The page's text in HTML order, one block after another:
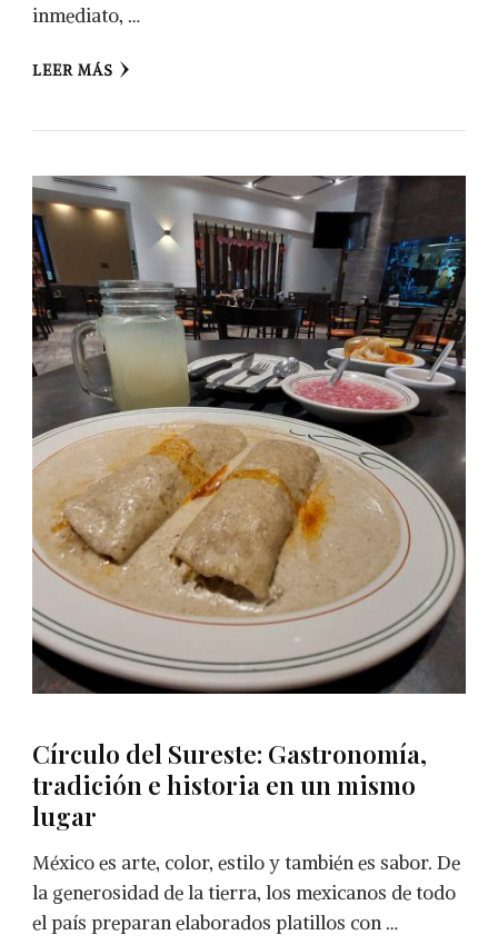
inmediato, …
LEER MÁS
Círculo del Sureste: Gastronomía,
tradición e historia en un mismo
lugar
México es arte, color, estilo y también es sabor. De
la generosidad de la tierra, los mexicanos de todo
el país preparan elaborados platillos con …